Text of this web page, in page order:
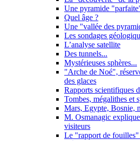
Une pyramide
Quel âge ?
Une "vallée des
Les sondages
L’analyse satellite
Des tunnels...
Mystérieuses sphères...
"Arche de Noé",
des glaces
Rapports scientifiques
Tombes, mégalithes et
Mars, Egypte, Bosnie,
M. Osmanagic
visiteurs
Le "rapport de